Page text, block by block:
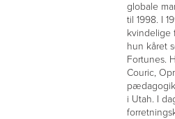
globale
til 1998. I
kvindelige
hun kåret
Fortunes.
Couric,
i Utah. I